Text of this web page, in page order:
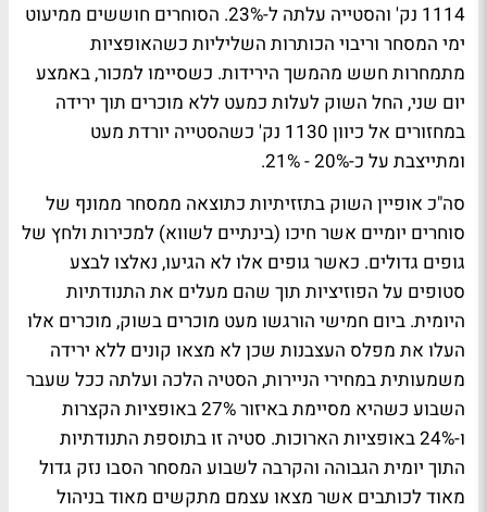
1114 נק' והסטייה עלתה ל-23%. הסוחרים חוששים ממיעוט
ימי המסחר וריבוי הכותרות השליליות כשהאופציות
מתמחרות חשש מהמשך הירידות. כשסיימו למכור, באמצע
יום שני, החל השוק לעלות כמעט ללא מוכרים תוך ירידה
במחזורים אל כיוון 1130 נק' כשהסטייה יורדת מעט
ומתייצבת על כ-20% - 21%.
סה"כ אופיין השוק בתזזיתיות כתוצאה ממסחר ממונף של
סוחרים יומיים אשר חיכו (בינתיים לשווא) למכירות ולחץ של
גופים גדולים. כאשר גופים אלו לא הגיעו, נאלצו לבצע
סטופים על הפוזיציות תוך שהם מעלים את התנודתיות
היומית. ביום חמישי הורגשו מעט מוכרים בשוק, מוכרים אלו
העלו את מפלס העצבנות שכן לא מצאו קונים ללא ירידה
משמעותית במחירי הניירות, הסטיה הלכה ועלתה ככל שעבר
השבוע כשהיא מסיימת באיזור 27% באופציות הקצרות
ו-24% באופציות הארוכות. סטיה זו בתוספת התנודתיות
התוך יומית הגבוהה והקרבה לשבוע המסחר הסבו נזק גדול
מאוד לכותבים אשר מצאו עצמם מתקשים מאוד בניהול